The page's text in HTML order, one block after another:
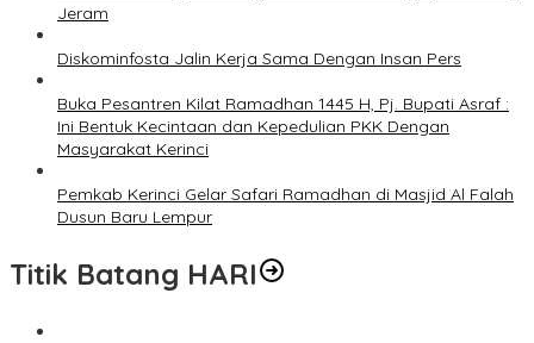
Jeram
Diskominfosta Jalin Kerja Sama Dengan Insan Pers
Buka Pesantren Kilat Ramadhan 1445 H, Pj. Bupati Asraf :
Ini Bentuk Kecintaan dan Kepedulian PKK Dengan
Masyarakat Kerinci
Pemkab Kerinci Gelar Safari Ramadhan di Masjid Al Falah
Dusun Baru Lempur
Titik Batang HARI